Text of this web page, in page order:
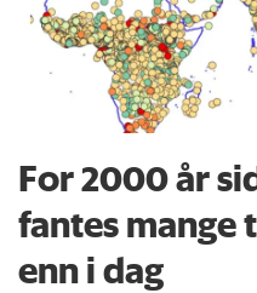
For 2000 år
fantes mange
enn i dag